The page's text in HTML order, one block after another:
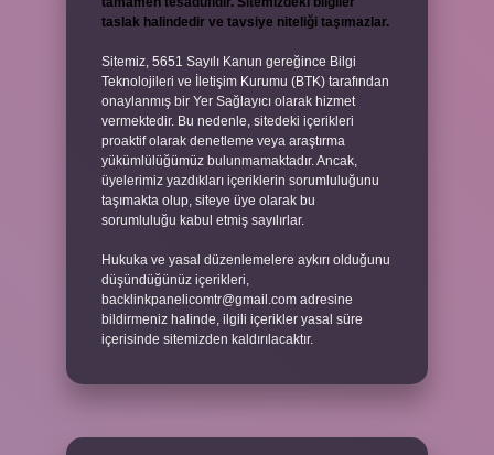
taslak halindedir ve tavsiye niteliği taşımazlar.
Sitemiz, 5651 Sayılı Kanun gereğince Bilgi
Teknolojileri ve İletişim Kurumu (BTK) tarafından
onaylanmış bir Yer Sağlayıcı olarak hizmet
vermektedir. Bu nedenle, sitedeki içerikleri
proaktif olarak denetleme veya araştırma
yükümlülüğümüz bulunmamaktadır. Ancak,
üyelerimiz yazdıkları içeriklerin sorumluluğunu
taşımakta olup, siteye üye olarak bu
sorumluluğu kabul etmiş sayılırlar.
Hukuka ve yasal düzenlemelere aykırı olduğunu
düşündüğünüz içerikleri,
backlinkpanelicomtr@gmail.com adresine
bildirmeniz halinde, ilgili içerikler yasal süre
içerisinde sitemizden kaldırılacaktır.